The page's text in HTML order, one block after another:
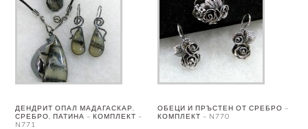
ДЕНДРИТ ОПАЛ МАДАГАСКАР,
СРЕБРО, ПАТИНА – КОМПЛЕКТ –
N771
ОБЕЦИ И ПРЪСТЕН ОТ СРЕБРО –
КОМПЛЕКТ – N770